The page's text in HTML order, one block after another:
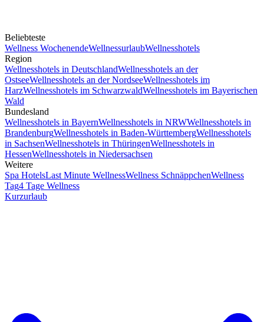
Beliebteste
Wellness WochenendeWellnessurlaubWellnesshotels
Region
Wellnesshotels in DeutschlandWellnesshotels an der
OstseeWellnesshotels an der NordseeWellnesshotels im
HarzWellnesshotels im SchwarzwaldWellnesshotels im Bayerischen
Wald
Bundesland
Wellnesshotels in BayernWellnesshotels in NRWWellnesshotels in
BrandenburgWellnesshotels in Baden-WürttembergWellnesshotels
in SachsenWellnesshotels in ThüringenWellnesshotels in
HessenWellnesshotels in Niedersachsen
Weitere
Spa HotelsLast Minute WellnessWellness SchnäppchenWellness
Tag4 Tage Wellness
Kurzurlaub